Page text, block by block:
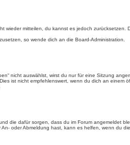
wieder mitteilen, du kannst es jedoch
so wende dich an die Board-Administration.
nicht auswählst, wirst du nur für eine Sitzung
ist nicht empfehlenswert, wenn du dich an
die dafür sorgen, dass du im Forum angemeldet
oder Abmeldung hast, kann es helfen, wenn du